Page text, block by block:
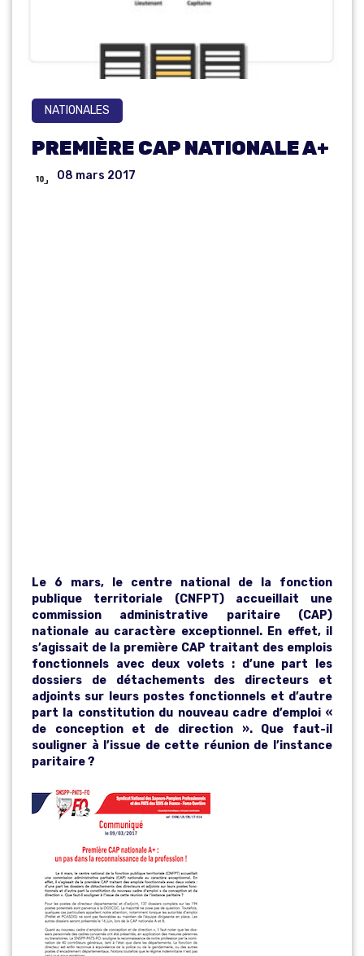
NATIONALES
PREMIÈRE CAP NATIONALE A+
08 mars 2017
Le 6 mars, le centre national de la fonction
publique territoriale (CNFPT) accueillait une
commission administrative paritaire (CAP)
nationale au caractère exceptionnel. En effet, il
s’agissait de la première CAP traitant des emplois
fonctionnels avec deux volets : d’une part les
dossiers de détachements des directeurs et
adjoints sur leurs postes fonctionnels et d’autre
part la constitution du nouveau cadre d’emploi «
de conception et de direction ». Que faut-il
souligner à l’issue de cette réunion de l’instance
paritaire ?